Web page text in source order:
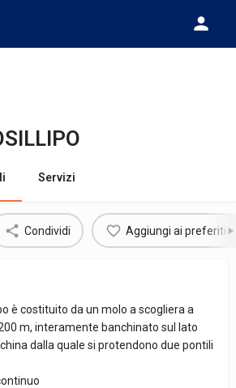
Servizi
Condividi Aggiungi ai preferiti
è costituito da un molo a scogliera a
m, interamente banchinato sul lato
dalla quale si protendono due pontili